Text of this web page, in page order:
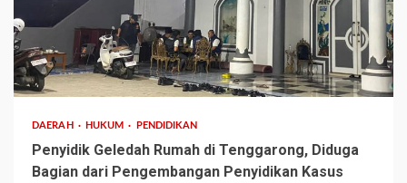
3 min read
DAERAH HUKUM PENDIDIKAN
Penyidik Geledah Rumah di Tenggarong, Diduga
Bagian dari Pengembangan Penyidikan Kasus